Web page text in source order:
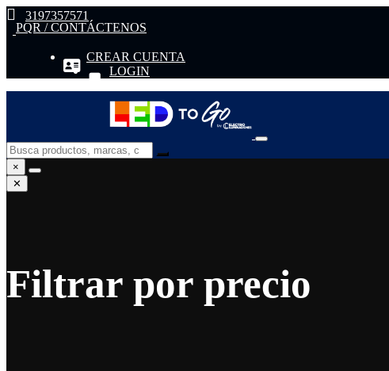
3197357571
PQR / CONTÁCTENOS
CREAR CUENTA
LOGIN
×
✕
Filtrar por precio